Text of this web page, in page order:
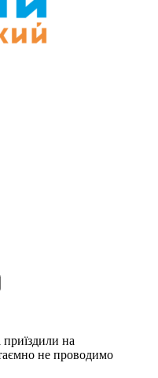
приїздили на
не проводимо